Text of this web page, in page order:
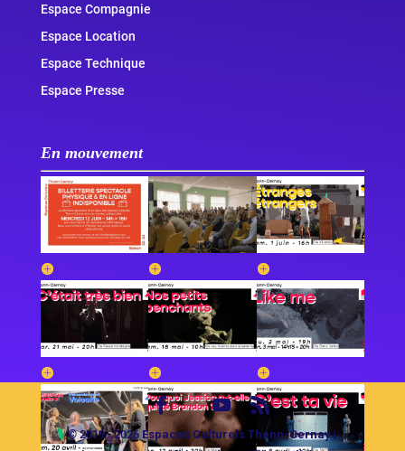
Espace Compagnie
Espace Location
Espace Technique
Espace Presse
En mouvement
© 2019 - 2026 Espaces Culturels Thann-Cernay|